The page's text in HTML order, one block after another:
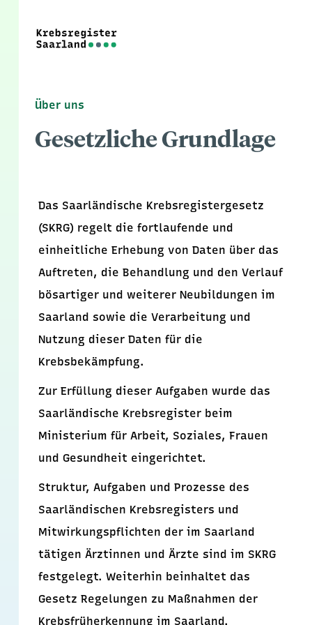
Über uns
Gesetzliche Grundlage
Das Saarländische Krebsregistergesetz
(SKRG) regelt die fortlaufende und
einheitliche Erhebung von Daten über das
Auftreten, die Behandlung und den Verlauf
bösartiger und weiterer Neubildungen im
Saarland sowie die Verarbeitung und
Nutzung dieser Daten für die
Krebsbekämpfung.
Zur Erfüllung dieser Aufgaben wurde das
Saarländische Krebsregister beim
Ministerium für Arbeit, Soziales, Frauen
und Gesundheit eingerichtet.
Struktur, Aufgaben und Prozesse des
Saarländischen Krebsregisters und
Mitwirkungspflichten der im Saarland
tätigen Ärztinnen und Ärzte sind im SKRG
festgelegt. Weiterhin beinhaltet das
Gesetz Regelungen zu Maßnahmen der
Krebsfrüherkennung im Saarland.